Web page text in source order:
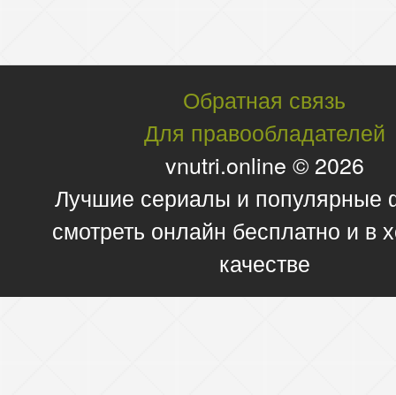
Обратная связь
Для правообладателей
vnutri.online © 2026
Лучшие сериалы и
смотреть онлайн бесплатно и в
качестве